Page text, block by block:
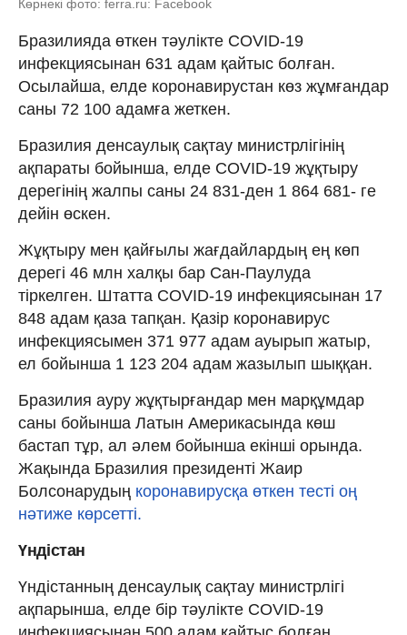
Көрнекі фото: ferra.ru: Facebook
Бразилияда өткен тәулікте COVID-19
инфекциясынан 631 адам қайтыс болған.
Осылайша, елде коронавирустан көз жұмғандар
саны 72 100 адамға жеткен.
Бразилия денсаулық сақтау министрлігінің
ақпараты бойынша, елде COVID-19 жұқтыру
дерегінің жалпы саны 24 831-ден 1 864 681- ге
дейін өскен.
Жұқтыру мен қайғылы жағдайлардың ең көп
дерегі 46 млн халқы бар Сан-Паулуда
тіркелген. Штатта COVID-19 инфекциясынан 17
848 адам қаза тапқан. Қазір коронавирус
инфекциясымен 371 977 адам ауырып жатыр,
ел бойынша 1 123 204 адам жазылып шыққан.
Бразилия ауру жұқтырғандар мен марқұмдар
саны бойынша Латын Америкасында көш
бастап тұр, ал әлем бойынша екінші орында.
Жақында Бразилия президенті Жаир
Болсонарудың коронавирусқа өткен тесті оң
нәтиже көрсетті.
Үндістан
Үндістанның денсаулық сақтау министрлігі
ақпарынша, елде бір тәулікте COVID-19